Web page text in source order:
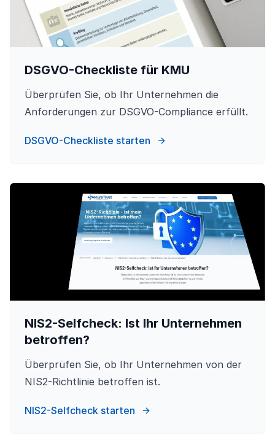
DSGVO-Checkliste für KMU
Überprüfen Sie, ob Ihr Unternehmen die
Anforderungen zur DSGVO-Compliance erfüllt.
DSGVO-Checkliste starten
NIS2-Selfcheck: Ist Ihr Unternehmen
betroffen?
Überprüfen Sie, ob Ihr Unternehmen von der
NIS2-Richtlinie betroffen ist.
NIS2-Selfcheck starten